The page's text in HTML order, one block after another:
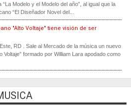
Modelo y el Modelo del año”, al igual que la
“El Diseñador Novel del...
"Alto Voltaje" tiene visión de ser
RD . Sale al Mercado de la música un nuevo
Voltaje” formado por William Lara apodado como